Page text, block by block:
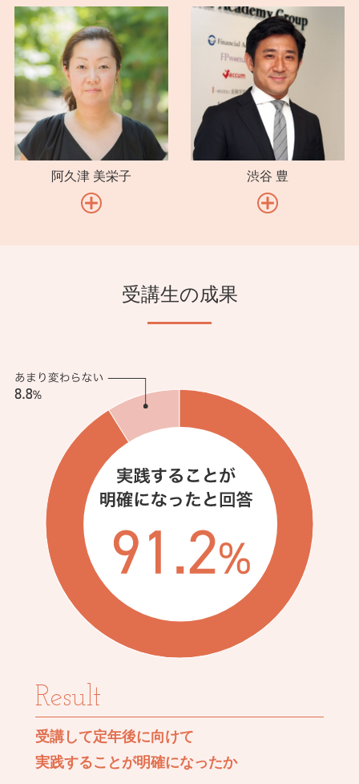
study 3 健康について考える
9-3-1 健康について考える
vol.10 「終の棲家」を考える
study 1 定年後の住まいを考える
10-1-1 定年後の住まいの選択肢
10-1-2 どこに暮らすのか①都心暮らしと地方暮らし
10-1-3 どこに暮らすのか②海外暮らし
study 2 高齢期の住まい
vol.11 定年後のマイホームとの付き合い方
11-1-2 マイホームで手持ち資金を増やす「リバースモーゲ
study 2 二世帯住宅という選択肢
11-2-1 二世帯住宅の種類
11-2-2 二世帯住宅のローンの組み方
vol.12 住居費・リフォーム費用
study 1 「住居費」の負担を減らす方法
12-1-1 住宅ローンの残高を賢く減らす
12-1-2 住宅ローンの借り換えも合わせて検討を
12-1-3 退職金で一括繰上返済するべきか
study 2 リフォームの基本
12-2-1 リフォームの目安
12-2-3 リフォームの進め方
12-2-4 高齢期の住まいの資金計画
vol.13 資産運用の基本
阿久津 美栄子 渋谷 豊
受講生の成果
Result
受講して定年後に向けて
実践することが明確になったか